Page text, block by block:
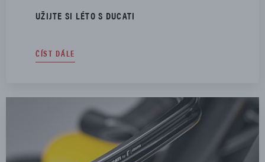
UŽIJTE SI LÉTO S DUCATI
ČÍST DÁLE